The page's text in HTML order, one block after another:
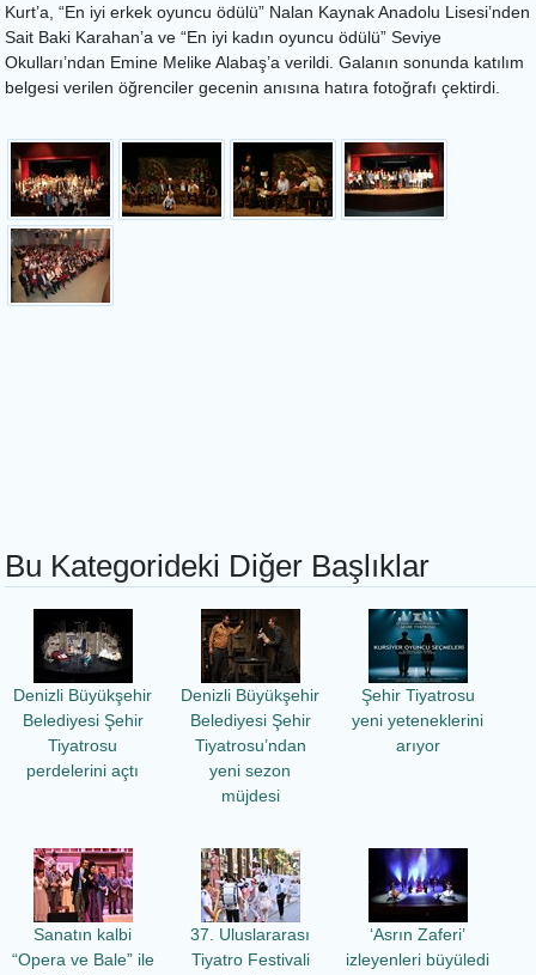
Kurt’a, “En iyi erkek oyuncu ödülü” Nalan Kaynak Anadolu Lisesi’nden
Sait Baki Karahan’a ve “En iyi kadın oyuncu ödülü” Seviye
Okulları’ndan Emine Melike Alabaş’a verildi. Galanın sonunda katılım
belgesi verilen öğrenciler gecenin anısına hatıra fotoğrafı çektirdi.
Bu Kategorideki Diğer Başlıklar
Denizli Büyükşehir
Belediyesi Şehir
Tiyatrosu
perdelerini açtı
Denizli Büyükşehir
Belediyesi Şehir
Tiyatrosu’ndan
yeni sezon
müjdesi
Şehir Tiyatrosu
yeni yeteneklerini
arıyor
Sanatın kalbi
“Opera ve Bale” ile
37. Uluslararası
Tiyatro Festivali
‘Asrın Zaferi’
izleyenleri büyüledi